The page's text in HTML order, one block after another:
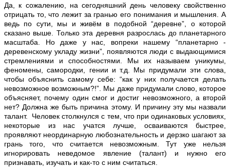
Да, к сожалению, на сегодняшний день человеку свойственно
отрицать то, что лежит за гранью его понимания и мышления. А
ведь по сути, мы и живём в подобной “деревне”, о которой
сказано выше. Только эта деревня разрослась до планетарного
масштаба. Но даже у нас, вопреки нашему “планетарно -
деревенскому укладу жизни”, появляются люди с выдающимися
стремлениями и способностями. Мы их называем уникумы,
феномены, самородки, гении и т.д. Мы придумали эти слова,
чтобы объяснить самому себе: “как у них получается делать
невозможное возможным?!”. Мы даже придумали слово, которое
объясняет, почему один смог и достиг невозможного, а второй
нет? Должна же быть причина этому. И причину эту мы назвали
талант. Человек столкнулся с тем, что при одинаковых условиях,
некоторые из нас учатся лучше, осваиваются быстрее,
проявляют неординарную любознательность и дерзко шагают за
грань того, что считается невозможным. Тут уже нельзя
игнорировать неведомое явление (талант) и нужно его
признавать, изучать и как-то с ним считаться.